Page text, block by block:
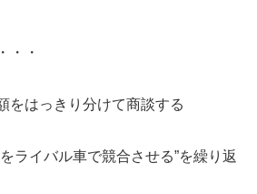
・・
をはっきり分けて商談する
ライバル車で競合させる”を繰り返